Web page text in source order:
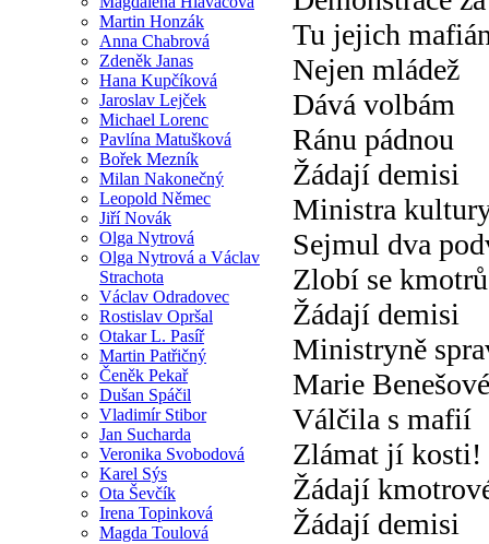
Martin Honzák
Anna Chabrová
Zdeněk Janas
Hana Kupčíková
Jaroslav Lejček
Michael Lorenc
Pavlína Matušková
Bořek Mezník
Milan Nakonečný
Leopold Němec
Jiří Novák
Olga Nytrová
Olga Nytrová a Václav
Strachota
Václav Odradovec
Rostislav Opršal
Otakar L. Pasíř
Martin Patřičný
Čeněk Pekař
Dušan Spáčil
Vladimír Stibor
Jan Sucharda
Veronika Svobodová
Karel Sýs
Ota Ševčík
Irena Topinková
Magda Toulová
Tu jejich
Nejen mládež
Dává volbám
Ránu pádnou
Žádají demisi
Ministra
Sejmul dva
Zlobí se
Žádají demisi
Ministryně
Marie Benešové
Válčila s mafií
Zlámat jí kosti!
Žádají
Žádají demisi